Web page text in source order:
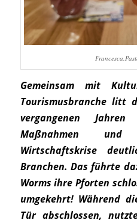
Gemeinsam mit
Tourismusbranche litt
vergangenen
Maßnahmen
Wirtschaftskrise
Branchen. Das führte
Worms ihre Pforten
umgekehrt! Während
Tür abschlossen,